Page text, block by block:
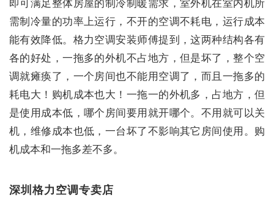
即可满足整体房屋的制冷制暖需求，室外机在室内机所
需制冷量的功率上运行，不开的空调不耗电，运行成本
能有效降低。格力空调安装师傅提到，这两种结构各有
各的好处，一拖多的外机不占地方，但是坏了，整个空
调就瘫痪了，一个房间也不能用空调了，而且一拖多的
耗电大！购机成本也大！一拖一的外机多，占地方，但
是使用成本低，哪个房间要用就开哪个。不用就可以关
机，维修成本也低，一台坏了不影响其它房间使用。购
机成本和一拖多差不多。
深圳格力空调专卖店